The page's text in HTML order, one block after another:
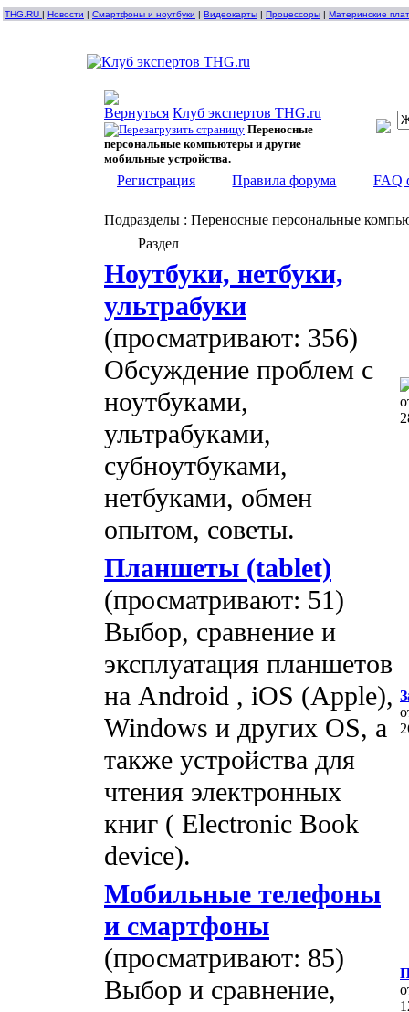
THG.RU | Новости | Смартфоны и ноутбуки | Видеокарты | Процессоры | Материнские
Клуб экспертов THG.ru
Переносные
персональные компьютеры и другие
мобильные устройства.
Регистрация Правила форума FAQ
Подразделы : Переносные персональные
Раздел
Ноутбуки, нетбуки,
ультрабуки
(просматривают: 356)
Обсуждение проблем с
ноутбуками,
ультрабуками,
субноутбуками,
нетбуками, обмен
опытом, советы.
Планшеты (tablet)
(просматривают: 51)
Выбор, сравнение и
эксплуатация планшетов
на Android , iOS (Apple),
Windows и других OS, а
также устройства для
чтения электронных
книг ( Electronic Book
device).
Мобильные телефоны
и смартфоны
(просматривают: 85)
Выбор и сравнение,